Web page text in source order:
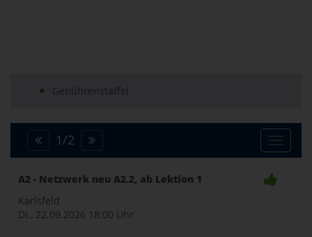
Gebührenstaffel
Toggle
1/2
A2 - Netzwerk neu A2.2, ab Lektion 1
Karlsfeld
Di., 22.09.2026 18:00 Uhr